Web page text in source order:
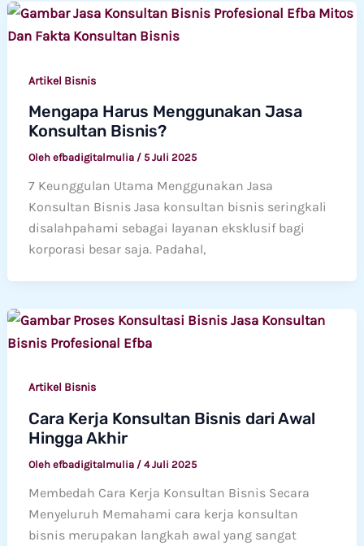
Artikel Bisnis
Mengapa Harus Menggunakan Jasa
Konsultan Bisnis?
Oleh efbadigitalmulia / 5 Juli 2025
7 Keunggulan Utama Menggunakan Jasa
Konsultan Bisnis Jasa konsultan bisnis seringkali
disalahpahami sebagai layanan eksklusif bagi
korporasi besar saja. Padahal,
Artikel Bisnis
Cara Kerja Konsultan Bisnis dari Awal
Hingga Akhir
Oleh efbadigitalmulia / 4 Juli 2025
Membedah Cara Kerja Konsultan Bisnis Secara
Menyeluruh Memahami cara kerja konsultan
bisnis merupakan langkah awal yang sangat